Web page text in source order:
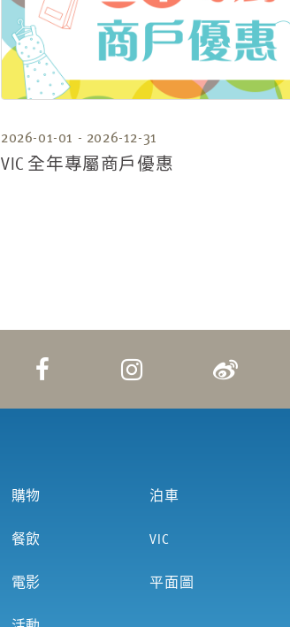
2026-01-01 - 2026-12-31
VIC 全年專屬商戶優惠
購物
餐飲
電影
泊車
VIC
平面圖